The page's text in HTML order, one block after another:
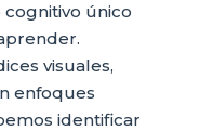
único
visuales,
enfoques
identificar